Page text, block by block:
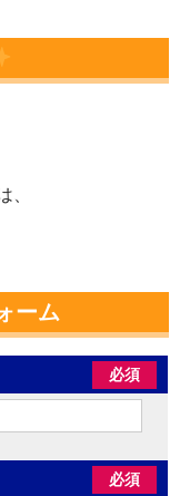
、
ーム
必須
必須